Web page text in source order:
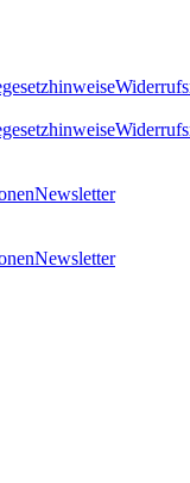
Newsletter
Newsletter